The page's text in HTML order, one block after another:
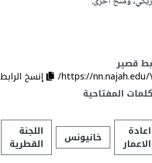
قصير
https://nn.najah.edu/
إنسخ الرابط
المفتاحية
اعادة
الاعمار خانيونس اللجنة
القطرية